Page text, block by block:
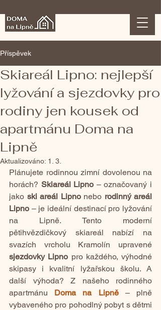
Příspěvek
Skiareál Lipno: nejlepší
lyžování a sjezdovky pro
rodiny jen kousek od
apartmánu Doma na
Lipně
Aktualizováno: 1. 3.
Plánujete rodinnou zimní dovolenou na
horách? Skiareál Lipno – označovaný i
jako ski areál Lipno nebo rodinný areál
Lipno – je ideální destinací pro lyžování
na Lipně. Tento moderní
pětihvězdičkový skiareál
nabízí na
sjezdovky Lipno pro každého, výhodné
skipasy i kvalitní lyžařskou školu. A
další výhoda? Z našeho rodinného
apartmánu
Doma na Lipně
– plně
vybaveného pro pohodlný pobyt s dětmi